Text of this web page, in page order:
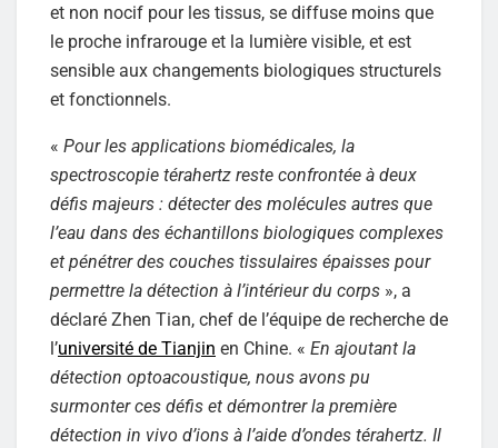
et non nocif pour les tissus, se diffuse moins que
le proche infrarouge et la lumière visible, et est
sensible aux changements biologiques structurels
et fonctionnels.
« Pour les applications biomédicales, la
spectroscopie térahertz reste confrontée à deux
défis majeurs : détecter des molécules autres que
l’eau dans des échantillons biologiques complexes
et pénétrer des couches tissulaires épaisses pour
permettre la détection à l’intérieur du corps », a
déclaré Zhen Tian, chef de l’équipe de recherche de
l’université de Tianjin en Chine. « En ajoutant la
détection optoacoustique, nous avons pu
surmonter ces défis et démontrer la première
détection in vivo d’ions à l’aide d’ondes térahertz. Il